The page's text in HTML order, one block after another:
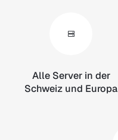
Alle Server in der
Schweiz und Europa